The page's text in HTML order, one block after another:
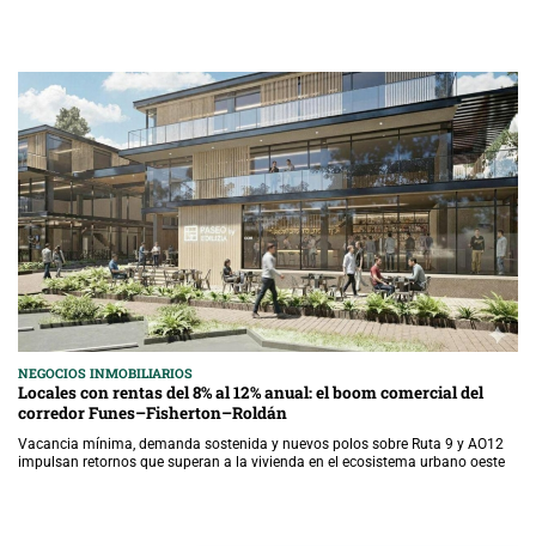
NEGOCIOS INMOBILIARIOS
Locales con rentas del 8% al 12% anual: el boom comercial del
corredor Funes–Fisherton–Roldán
Vacancia mínima, demanda sostenida y nuevos polos sobre Ruta 9 y AO12
impulsan retornos que superan a la vivienda en el ecosistema urbano oeste